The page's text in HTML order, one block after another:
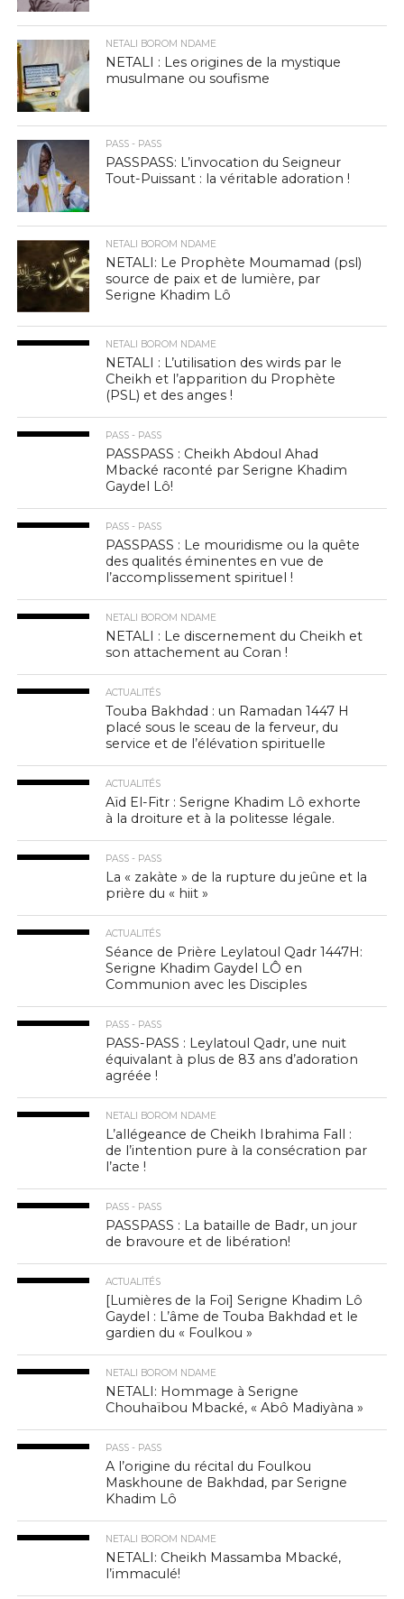
NETALI BOROM NDAME
NETALI : Les origines de la mystique
musulmane ou soufisme
PASS - PASS
PASSPASS: L’invocation du Seigneur
Tout-Puissant : la véritable adoration !
NETALI BOROM NDAME
NETALI: Le Prophète Moumamad (psl)
source de paix et de lumière, par
Serigne Khadim Lô
NETALI BOROM NDAME
NETALI : L’utilisation des wirds par le
Cheikh et l’apparition du Prophète
(PSL) et des anges !
PASS - PASS
PASSPASS : Cheikh Abdoul Ahad
Mbacké raconté par Serigne Khadim
Gaydel Lô!
PASS - PASS
PASSPASS : Le mouridisme ou la quête
des qualités éminentes en vue de
l’accomplissement spirituel !
NETALI BOROM NDAME
NETALI : Le discernement du Cheikh et
son attachement au Coran !
ACTUALITÉS
Touba Bakhdad : un Ramadan 1447 H
placé sous le sceau de la ferveur, du
service et de l’élévation spirituelle
ACTUALITÉS
Aïd El-Fitr : Serigne Khadim Lô exhorte
à la droiture et à la politesse légale.
PASS - PASS
La « zakàte » de la rupture du jeûne et la
prière du « hiit »
ACTUALITÉS
Séance de Prière Leylatoul Qadr 1447H:
Serigne Khadim Gaydel LÔ en
Communion avec les Disciples
PASS - PASS
PASS-PASS : Leylatoul Qadr, une nuit
équivalant à plus de 83 ans d’adoration
agréée !
NETALI BOROM NDAME
L’allégeance de Cheikh Ibrahima Fall :
de l’intention pure à la consécration par
l’acte !
PASS - PASS
PASSPASS : La bataille de Badr, un jour
de bravoure et de libération!
ACTUALITÉS
[Lumières de la Foi] Serigne Khadim Lô
Gaydel : L’âme de Touba Bakhdad et le
gardien du « Foulkou »
NETALI BOROM NDAME
NETALI: Hommage à Serigne
Chouhaïbou Mbacké, « Abô Madiyàna »
PASS - PASS
A l’origine du récital du Foulkou
Maskhoune de Bakhdad, par Serigne
Khadim Lô
NETALI BOROM NDAME
NETALI: Cheikh Massamba Mbacké,
l’immaculé!